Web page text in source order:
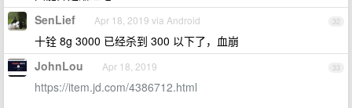
32
SenLief Apr 18, 2019 via Android
十铨 8g 3000 已经杀到 300 以下了，血崩
33
JohnLou Apr 18, 2019
https://item.jd.com/4386712.html